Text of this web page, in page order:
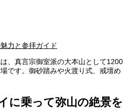
力と参拝ガイド
、真言宗御室派の大本山として1200
です。御砂踏みや火渡り式、戒壇め
に乗って弥山の絶景を